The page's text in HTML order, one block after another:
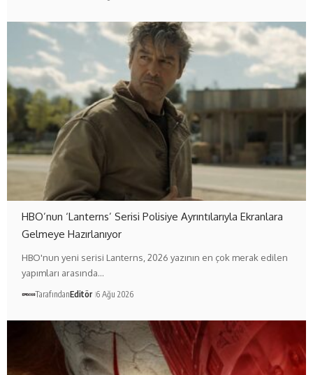
HBO’nun ‘Lanterns’ Serisi Polisiye Ayrıntılarıyla Ekranlara
Gelmeye Hazırlanıyor
HBO'nun yeni serisi Lanterns, 2026 yazının en çok merak edilen
yapımları arasında…
TarafındanEditör 6 Ağu 2026